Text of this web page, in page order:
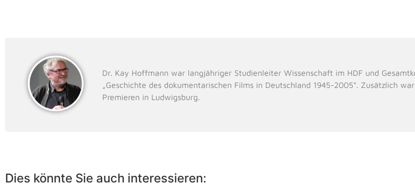
Dr. Kay Hoffmann war langjähriger Studienleiter Wissenschaft im HDF und
„Geschichte des dokumentarischen Films in Deutschland 1945-2005“. Zusätzlich
Premieren in Ludwigsburg.
Dies könnte Sie auch interessieren: